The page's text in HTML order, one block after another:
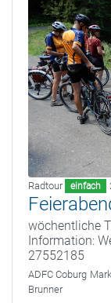
Radtour einfach
wöchentliche
Information:
27552185
ADFC Coburg
Brunner